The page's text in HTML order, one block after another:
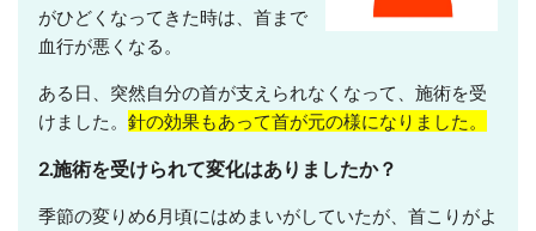
がひどくなってきた時は、首まで
血行が悪くなる。
ある日、突然自分の首が支えられなくなって、施術を受
けました。 針の効果もあって首が元の様になりました。
2.施術を受けられて変化はありましたか？
季節の変りめ6月頃にはめまいがしていたが、首こりがよ